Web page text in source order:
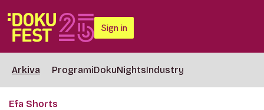
Sign in
Arkiva ProgramiDokuNightsIndustry
Efa Shorts